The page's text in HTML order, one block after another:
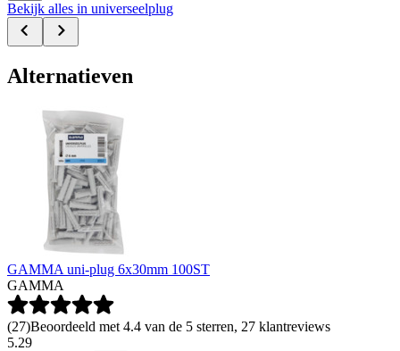
Bekijk alles in universeelplug
Alternatieven
GAMMA uni-plug 6x30mm 100ST
GAMMA
(27)Beoordeeld met 4.4 van de 5 sterren, 27 klantreviews
5.29